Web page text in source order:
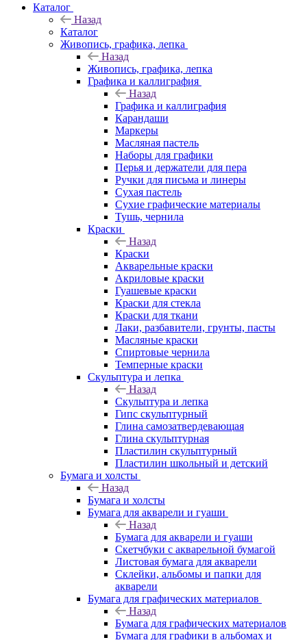
Каталог
Назад
Каталог
Живопись, графика, лепка
Назад
Живопись, графика, лепка
Графика и каллиграфия
Назад
Графика и каллиграфия
Карандаши
Маркеры
Масляная пастель
Наборы для графики
Перья и держатели для пера
Ручки для письма и линеры
Сухая пастель
Сухие графические материалы
Тушь, чернила
Краски
Назад
Краски
Акварельные краски
Акриловые краски
Гуашевые краски
Краски для стекла
Краски для ткани
Лаки, разбавители, грунты, пасты
Масляные краски
Спиртовые чернила
Темперные краски
Скульптура и лепка
Назад
Скульптура и лепка
Гипс скульптурный
Глина самозатвердевающая
Глина скульптурная
Пластилин скульптурный
Пластилин школьный и детский
Бумага и холсты
Назад
Бумага и холсты
Бумага для акварели и гуаши
Назад
Бумага для акварели и гуаши
Скетчбуки с акварельной бумагой
Листовая бумага для акварели
Склейки, альбомы и папки для
акварели
Бумага для графических материалов
Назад
Бумага для графических материалов
Бумага для графики в альбомах и